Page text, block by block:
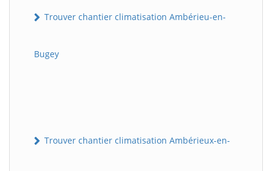
Trouver chantier climatisation Ambérieu-en-
Bugey
Trouver chantier climatisation Ambérieux-en-